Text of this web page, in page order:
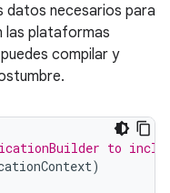
datos necesarios para
las plataformas
compilar y
to
)